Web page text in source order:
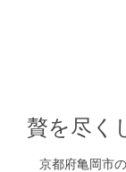
贅を尽く
京都府亀岡市の